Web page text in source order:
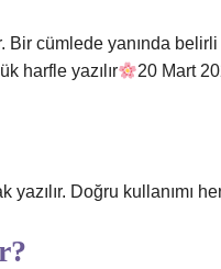
Bir cümlede yanında
harfle yazılır
20 Mart
Doğru kullanımı